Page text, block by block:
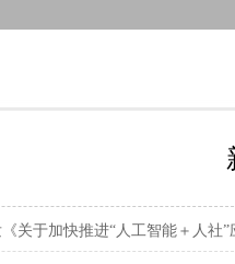
关于加快推进“人工智能＋人社”